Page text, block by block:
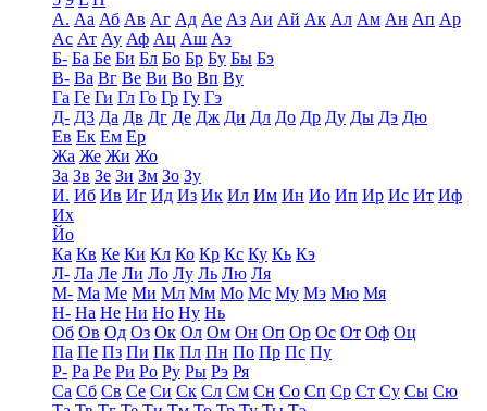
А. Аа Аб Ав Аг Ад Ае Аз Аи Ай Ак Ал Ам Ан Ап Ар
Ас Ат Ау Аф Ац Аш Аэ
Б- Ба Бе Би Бл Бо Бр Бу Бы Бэ
В- Ва Вг Ве Ви Во Вп Ву
Га Ге Ги Гл Го Гр Гу Гэ
Д- Д3 Да Дв Дг Де Дж Ди Дл До Др Ду Ды Дэ Дю
Ев Ек Ем Ер
Жа Же Жи Жо
За Зв Зе Зи Зм Зо Зу
И. Иб Ив Иг Ид Из Ик Ил Им Ин Ио Ип Ир Ис Ит Иф
Их
Йо
Ка Кв Ке Ки Кл Ко Кр Кс Ку Кь Кэ
Л- Ла Ле Ли Ло Лу Ль Лю Ля
М- Ма Ме Ми Мл Мм Мо Мс Му Мэ Мю Мя
Н- На Не Ни Но Ну Нь
Об Ов Од Оз Ок Ол Ом Он Оп Ор Ос От Оф Оц
Па Пе Пз Пи Пк Пл Пн По Пр Пс Пу
Р- Ра Ре Ри Ро Ру Ры Рэ Ря
Са Сб Св Се Си Ск Сл См Сн Со Сп Ср Ст Су Сы Сю